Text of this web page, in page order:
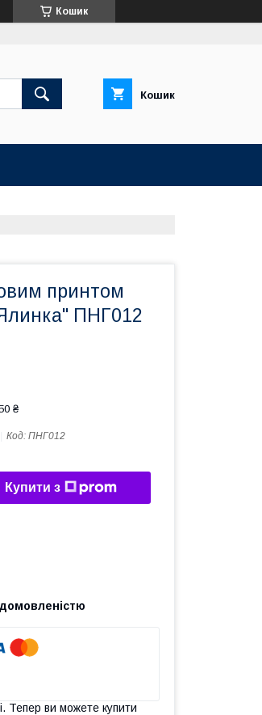
Кошик
Кошик
принтом
ПНГ012
₴
Код: ПНГ012
Купити з
Тепер ви можете купити